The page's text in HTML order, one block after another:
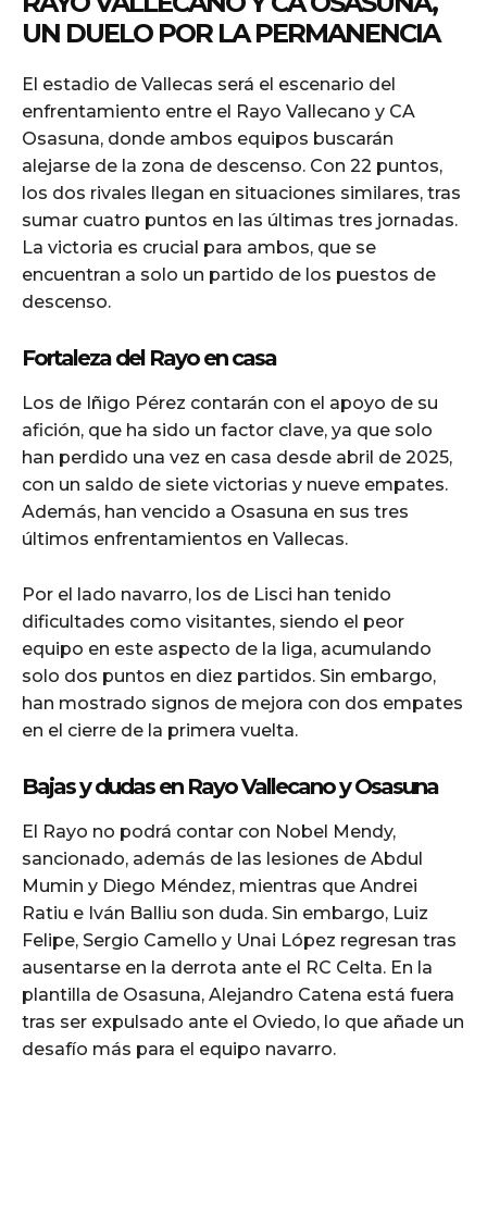
UN DUELO POR LA PERMANENCIA
El estadio de Vallecas será el escenario del
enfrentamiento entre el Rayo Vallecano y CA
Osasuna, donde ambos equipos buscarán
alejarse de la zona de descenso. Con 22 puntos,
los dos rivales llegan en situaciones similares, tras
sumar cuatro puntos en las últimas tres jornadas.
La victoria es crucial para ambos, que se
encuentran a solo un partido de los puestos de
descenso.
Fortaleza del Rayo en casa
Los de Iñigo Pérez contarán con el apoyo de su
afición, que ha sido un factor clave, ya que solo
han perdido una vez en casa desde abril de 2025,
con un saldo de siete victorias y nueve empates.
Además, han vencido a Osasuna en sus tres
últimos enfrentamientos en Vallecas.
Por el lado navarro, los de Lisci han tenido
dificultades como visitantes, siendo el peor
equipo en este aspecto de la liga, acumulando
solo dos puntos en diez partidos. Sin embargo,
han mostrado signos de mejora con dos empates
en el cierre de la primera vuelta.
Bajas y dudas en Rayo Vallecano y Osasuna
El Rayo no podrá contar con Nobel Mendy,
sancionado, además de las lesiones de Abdul
Mumin y Diego Méndez, mientras que Andrei
Ratiu e Iván Balliu son duda. Sin embargo, Luiz
Felipe, Sergio Camello y Unai López regresan tras
ausentarse en la derrota ante el RC Celta. En la
plantilla de Osasuna, Alejandro Catena está fuera
tras ser expulsado ante el Oviedo, lo que añade un
desafío más para el equipo navarro.